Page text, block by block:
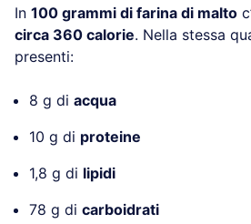
In 100 grammi di farina di malto
circa 360 calorie. Nella stessa
presenti:
8 g di acqua
10 g di proteine
1,8 g di lipidi
78 g di carboidrati